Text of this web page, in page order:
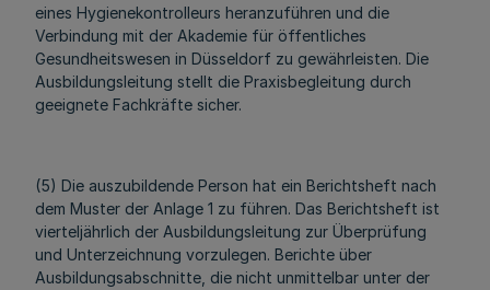
eines Hygienekontrolleurs heranzuführen und die
Verbindung mit der Akademie für öffentliches
Gesundheitswesen in Düsseldorf zu gewährleisten. Die
Ausbildungsleitung stellt die Praxisbegleitung durch
geeignete Fachkräfte sicher.
(5) Die auszubildende Person hat ein Berichtsheft nach
dem Muster der Anlage 1 zu führen. Das Berichtsheft ist
vierteljährlich der Ausbildungsleitung zur Überprüfung
und Unterzeichnung vorzulegen. Berichte über
Ausbildungsabschnitte, die nicht unmittelbar unter der